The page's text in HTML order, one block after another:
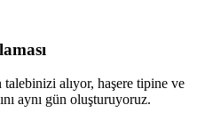
alıyor, haşere tipine ve
aynı gün oluşturuyoruz.